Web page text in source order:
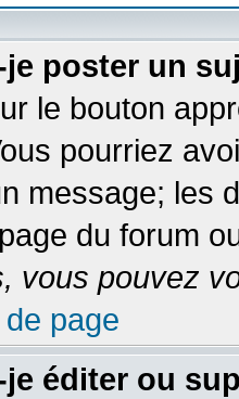
poster un
le bouton
pourriez
message; les
du forum
vous pouvez
page
éditer ou